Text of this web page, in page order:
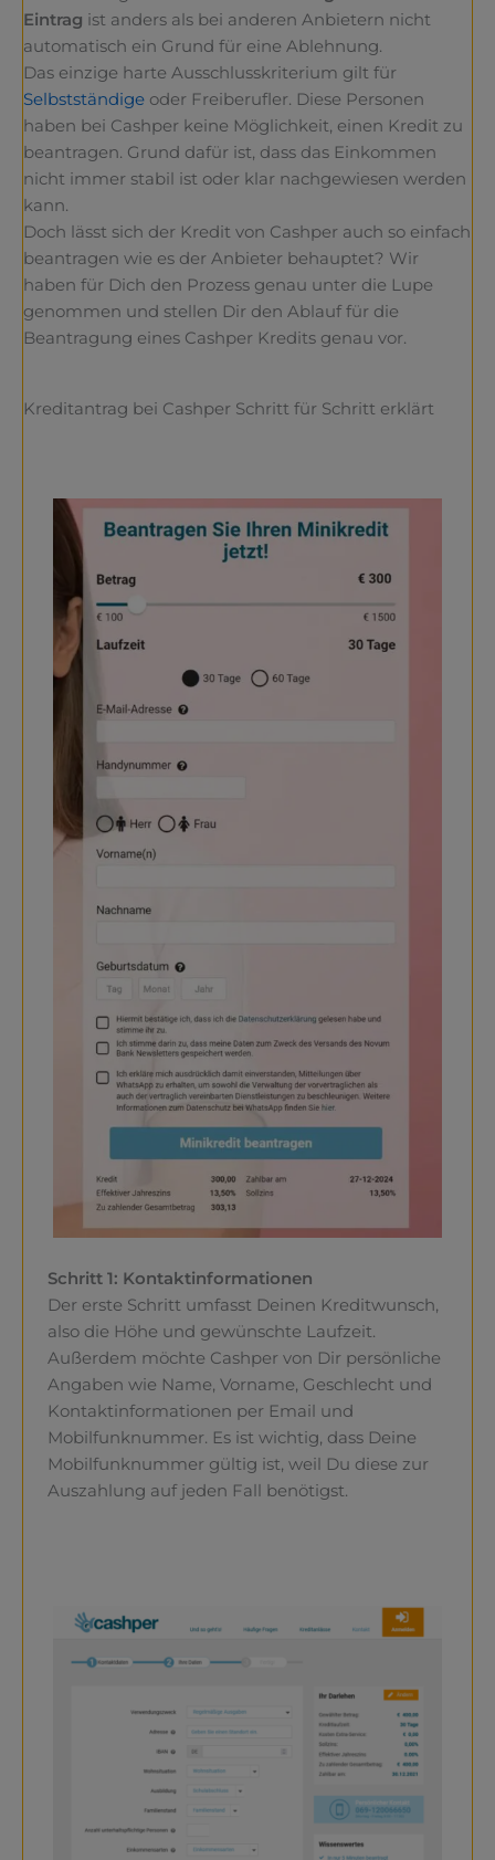
Eintrag ist anders als bei anderen Anbietern nicht
automatisch ein Grund für eine Ablehnung.
Das einzige harte Ausschlusskriterium gilt für
Selbstständige oder Freiberufler. Diese Personen
haben bei Cashper keine Möglichkeit, einen Kredit zu
beantragen. Grund dafür ist, dass das Einkommen
nicht immer stabil ist oder klar nachgewiesen werden
kann.
Doch lässt sich der Kredit von Cashper auch so einfach
beantragen wie es der Anbieter behauptet? Wir
haben für Dich den Prozess genau unter die Lupe
genommen und stellen Dir den Ablauf für die
Beantragung eines Cashper Kredits genau vor.
Kreditantrag bei Cashper Schritt für Schritt erklärt
Schritt 1: Kontaktinformationen
Der erste Schritt umfasst Deinen Kreditwunsch,
also die Höhe und gewünschte Laufzeit.
Außerdem möchte Cashper von Dir persönliche
Angaben wie Name, Vorname, Geschlecht und
Kontaktinformationen per Email und
Mobilfunknummer. Es ist wichtig, dass Deine
Mobilfunknummer gültig ist, weil Du diese zur
Auszahlung auf jeden Fall benötigst.